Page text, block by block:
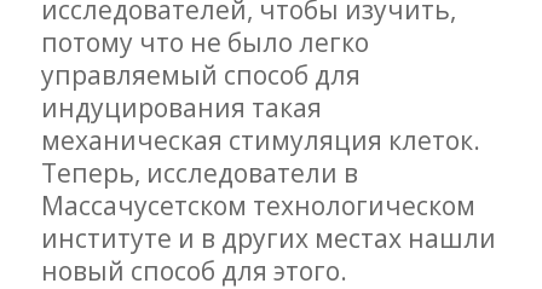
исследователей, чтобы изучить,
потому что не было легко
управляемый способ для
индуцирования такая
механическая стимуляция клеток.
Теперь, исследователи в
Массачусетском технологическом
институте и в других местах нашли
новый способ для этого.